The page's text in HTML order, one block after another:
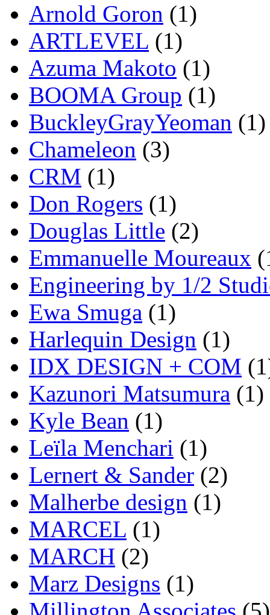
Arnold Goron (1)
ARTLEVEL (1)
Azuma Makoto (1)
BOOMA Group (1)
BuckleyGrayYeoman (1)
Chameleon (3)
CRM (1)
Don Rogers (1)
Douglas Little (2)
Emmanuelle Moureaux
Engineering by 1/2
Ewa Smuga (1)
Harlequin Design (1)
IDX DESIGN + COM
Kazunori Matsumura (1)
Kyle Bean (1)
Leïla Menchari (1)
Lernert & Sander (2)
Malherbe design (1)
MARCEL (1)
MARCH (2)
Marz Designs (1)